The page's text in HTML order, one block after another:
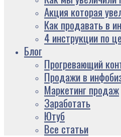
Акция которая
Как продавать в
4 инструкции по
Блог
Прогревающий
Продажи в
Маркетинг продаж
Заработать
Ютуб
Все статьи